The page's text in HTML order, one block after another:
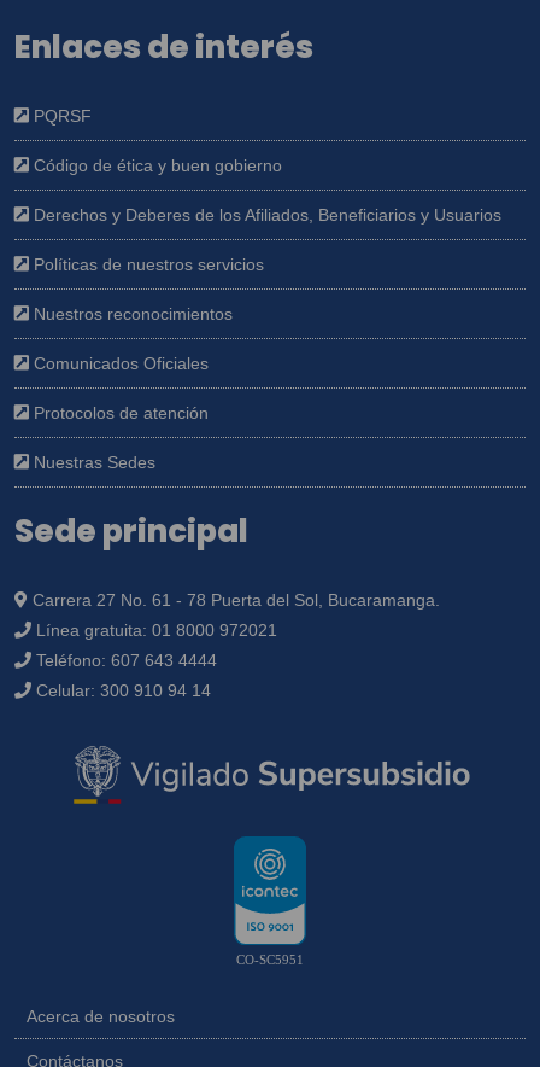
Enlaces de interés
PQRSF
Código de ética y buen gobierno
Derechos y Deberes de los Afiliados, Beneficiarios y Usuarios
Políticas de nuestros servicios
Nuestros reconocimientos
Comunicados Oficiales
Protocolos de atención
Nuestras Sedes
Sede principal
Carrera 27 No. 61 - 78 Puerta del Sol, Bucaramanga.
Línea gratuita: 01 8000 972021
Teléfono: 607 643 4444
Celular: 300 910 94 14
CO-SC5951
Acerca de nosotros
Contáctanos